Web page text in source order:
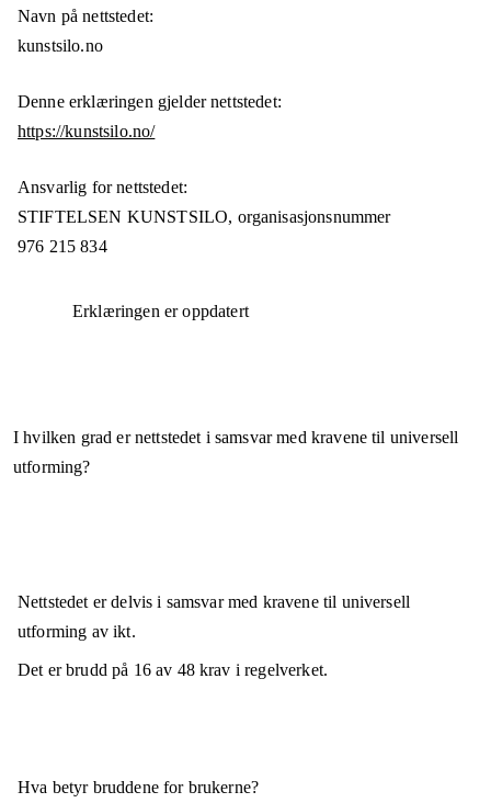
Navn på nettstedet:
kunstsilo.no
Denne erklæringen gjelder nettstedet:
https://kunstsilo.no/
Ansvarlig for nettstedet:
STIFTELSEN KUNSTSILO, organisasjonsnummer
976 215 834
Erklæringen er oppdatert
I hvilken grad er nettstedet i samsvar med kravene til universell
utforming?
Nettstedet erdelvis i samsvarmed kravene til universell
utforming av ikt.
Det er brudd på 16av 48krav i regelverket.
Hva betyr bruddene for brukerne?